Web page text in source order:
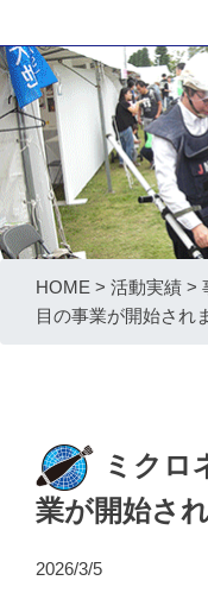
HOME > 活動実績 >
目の事業が開始され
ミクロ
業が開始さ
2026/3/5